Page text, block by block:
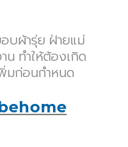
บผ้ารุ่ย ฝ่ายแม่
น ทำให้ต้องเกิด
มก่อนกำหนด